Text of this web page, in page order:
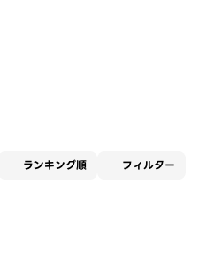
ランキング順 フィルター